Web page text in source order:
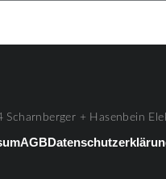
Scharnberger + Hasenbein
AGB